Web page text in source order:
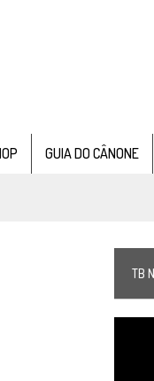
GUIA DO CÂNONE
TB